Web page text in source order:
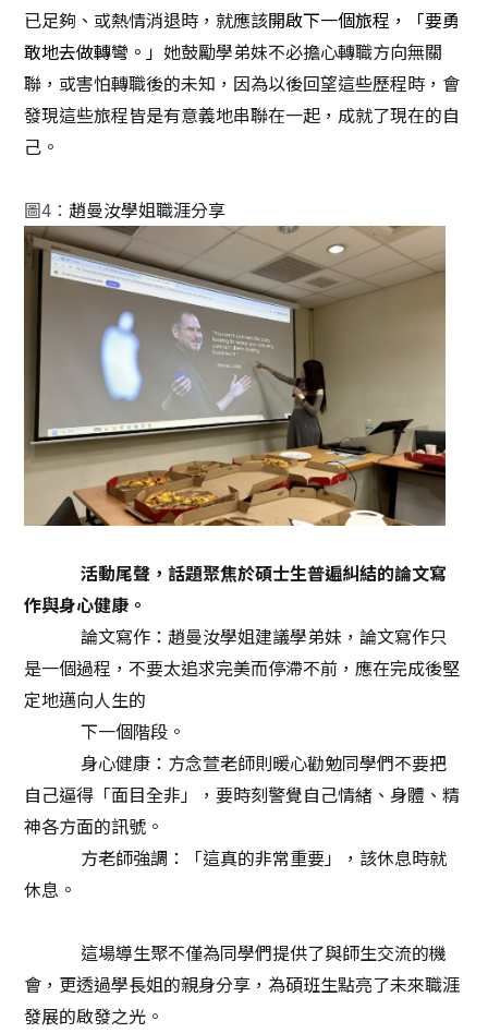
已足夠、或熱情消退時，就應該開啟下一個旅程，「要勇
敢地去做轉彎。」 她鼓勵學弟妹不必擔心轉職方向無關
聯，或害怕轉職後的未知，因為以後回望這些歷程時，會
發現這些旅程皆是有意義地串聯在一起，成就了現在的自
己。
圖4 ：趙曼汝學姐職涯分享
活動尾聲，話題聚焦於碩士生普遍糾結的論文寫
作與身心健康。
論文寫作：趙曼汝學姐建議學弟妹，論文寫作只
是一個過程，不要太追求完美而停滯不前，應在完成後堅
定地邁向人生的
下一個階段。
身心健康：方念萱老師則暖心勸勉同學們不要把
自己逼得「面目全非」，要時刻警覺自己情緒、身體、精
神各方面的訊號。
方老師強調：「這真的非常重要」，該休息時就
休息。
這場導生聚不僅為同學們提供了與師生交流的機
會，更透過學長姐的親身分享，為碩班生點亮了未來職涯
發展的啟發之光。